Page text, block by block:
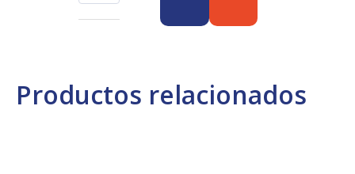
Productos relacionados